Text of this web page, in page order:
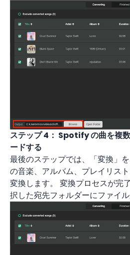
ステップ 4： Spotify の曲を複
ードする
最後のステップでは、「変換」
の音楽、アルバム、プレイリス
変換します。 変換プロセスが完
択した宛先フォルダーにファイル